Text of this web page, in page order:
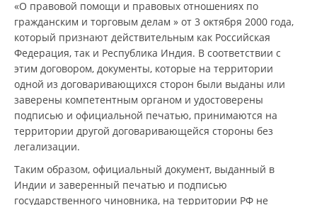
«О правовой помощи и правовых отношениях по
гражданским и торговым делам » от 3 октября 2000 года,
который признают действительным как Российская
Федерация, так и Республика Индия. В соответствии с
этим договором, документы, которые на территории
одной из договаривающихся сторон были выданы или
заверены компетентным органом и удостоверены
подписью и официальной печатью, принимаются на
территории другой договаривающейся стороны без
легализации.
Таким образом, официальный документ, выданный в
Индии и заверенный печатью и подписью
государственного чиновника, на территории РФ не